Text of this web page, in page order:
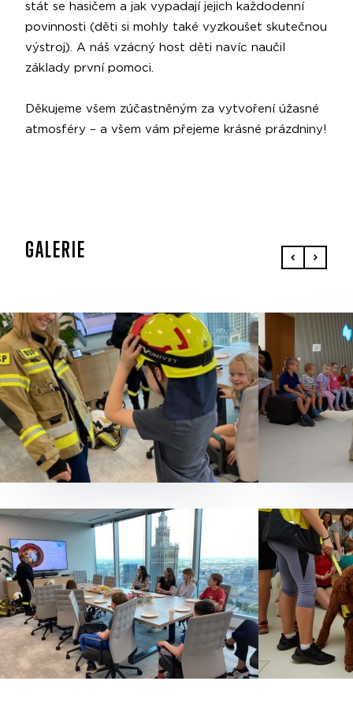
stát se hasičem a jak vypadají jejich každodenní
povinnosti (děti si mohly také vyzkoušet skutečnou
výstroj). A náš vzácný host děti navíc naučil
základy první pomoci.
Děkujeme všem zúčastněným za vytvoření úžasné
atmosféry – a všem vám přejeme krásné prázdniny!
GALERIE